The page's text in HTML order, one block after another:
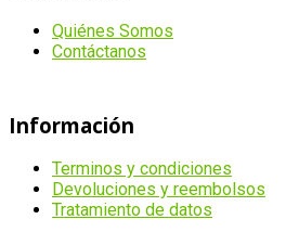
Quiénes Somos
Contáctanos
Información
Terminos y condiciones
Devoluciones y reembolsos
Tratamiento de datos